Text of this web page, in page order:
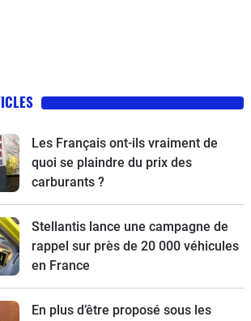
Les Français ont-ils vraiment de
quoi se plaindre du prix des
carburants ?
Stellantis lance une campagne de
rappel sur près de 20 000 véhicules
en France
En plus d’être proposé sous les